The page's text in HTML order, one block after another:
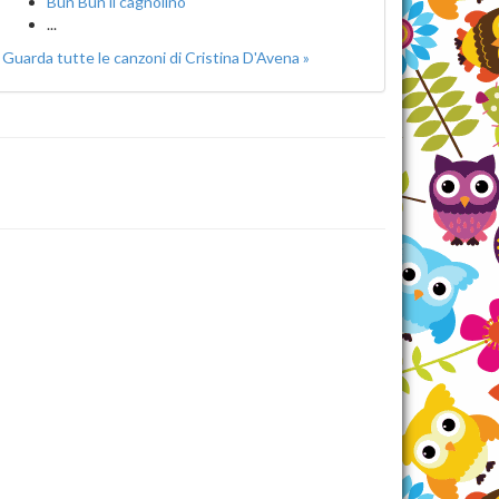
...
Guarda tutte le canzoni di Cristina D'Avena »